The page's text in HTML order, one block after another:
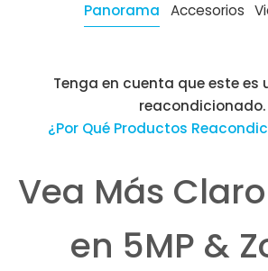
Panorama Accesorios
Tenga en cuenta que este es
reacondicionado.
¿Por Qué Productos
Vea Más
en 5MP &